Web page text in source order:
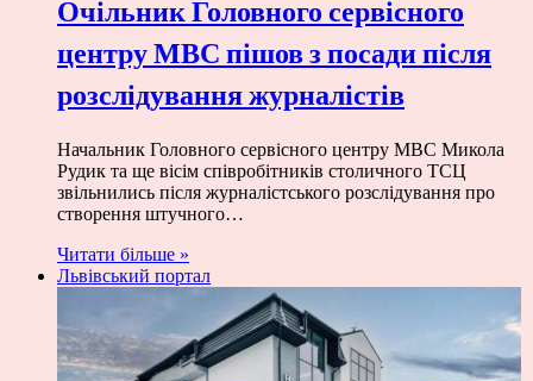
Очільник Головного сервісного
центру МВС пішов з посади після
розслідування журналістів
Начальник Головного сервісного центру МВС Микола
Рудик та ще вісім співробітників столичного ТСЦ
звільнились після журналістського розслідування про
створення штучного…
Читати більше »
Львівський портал